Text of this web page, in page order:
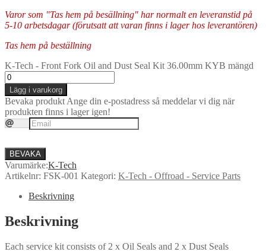
Varor som "Tas hem på besällning" har normalt en leveranstid på
5-10 arbetsdagar (förutsatt att varan finns i lager hos leverantören)
Tas hem på beställning
K-Tech - Front Fork Oil and Dust Seal Kit 36.00mm KYB mängd
Lägg i varukorg
Bevaka produkt Ange din e-postadress så meddelar vi dig när
produkten finns i lager igen!
BEVAKA
Varumärke:K-Tech
Artikelnr: FSK-001 Kategori: K-Tech - Offroad - Service Parts
Beskrivning
Beskrivning
Each service kit consists of 2 x Oil Seals and 2 x Dust Seals